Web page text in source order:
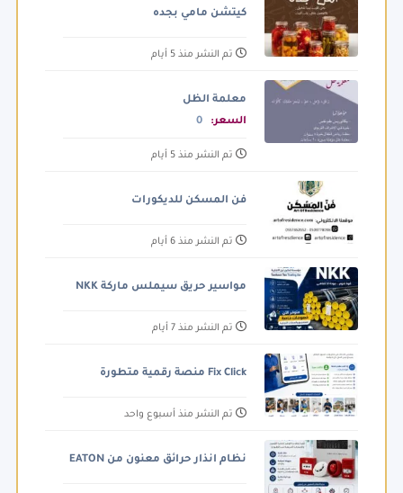
كيتشن مامي بجده
تم النشر منذ 5 أيام
معلمة الظل
السعر:
0
تم النشر منذ 5 أيام
فن المسكن للديكورات
تم النشر منذ 6 أيام
مواسير حريق سيملس ماركة NKK
تم النشر منذ 7 أيام
Fix Click منصة رقمية متطورة
تم النشر منذ أسبوع واحد
نظام انذار حرائق معنون من EATON